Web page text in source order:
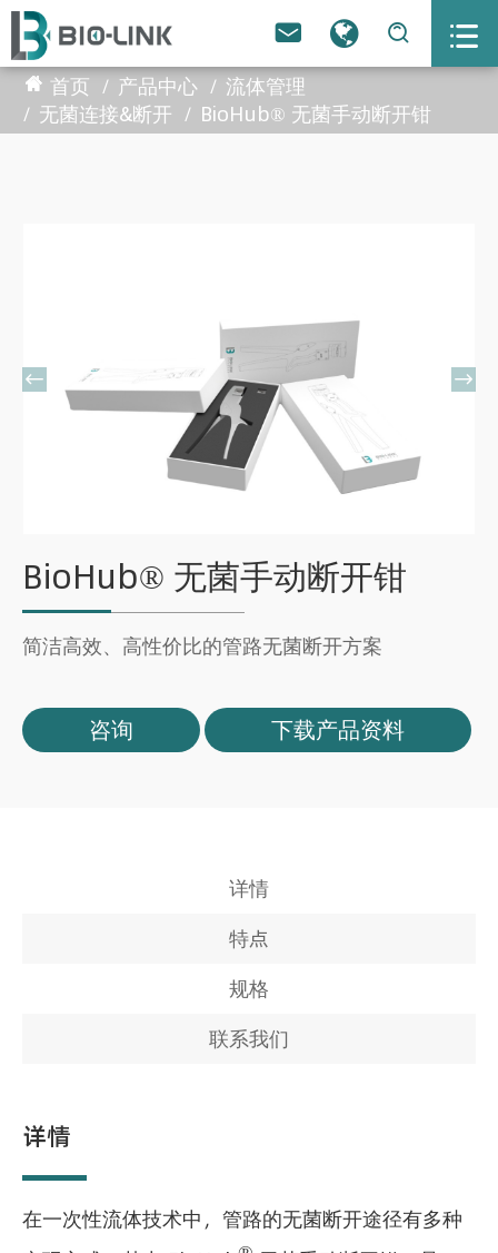
  
首页 产品中心
流体管理
无菌连接&断开
BioHub® 无菌手动断开钳
 
BioHub® 无菌手动断开钳
简洁高效、高性价比的管路无菌断开方案
咨询 下载产品资料
详情
特点
规格
联系我们
详情
在一次性流体技术中，管路的无菌断开途径有多种